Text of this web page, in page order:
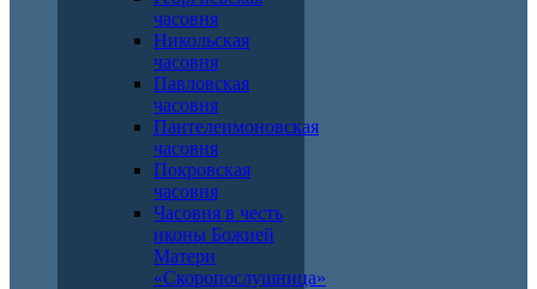
часовня
Никольская
часовня
Павловская
часовня
Пантелеимоновская
часовня
Покровская
часовня
Часовня в честь
иконы Божией
Матери
«Скоропослушница»